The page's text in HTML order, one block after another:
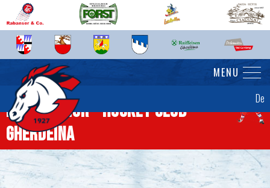
De
MENU
News Senior - Hockey Club
Gherdëina